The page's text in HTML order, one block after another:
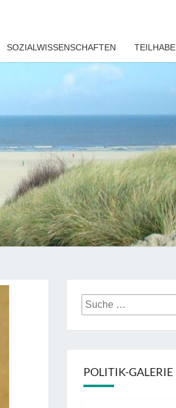
SOZIALWISSENSCHAFTEN TEILHABE
Suche
nach:
POLITIK-GALERIE